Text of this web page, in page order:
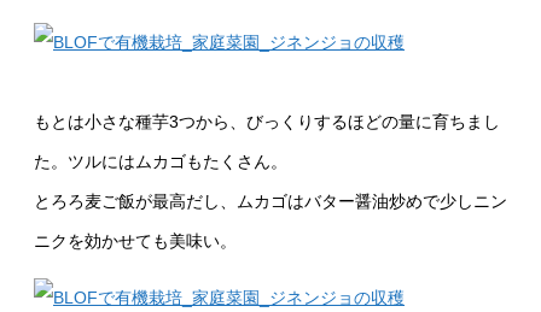
もとは小さな種芋3つから、びっくりするほどの量に育ちまし
た。ツルにはムカゴもたくさん。
とろろ麦ご飯が最高だし、ムカゴはバター醤油炒めで少しニン
ニクを効かせても美味い。